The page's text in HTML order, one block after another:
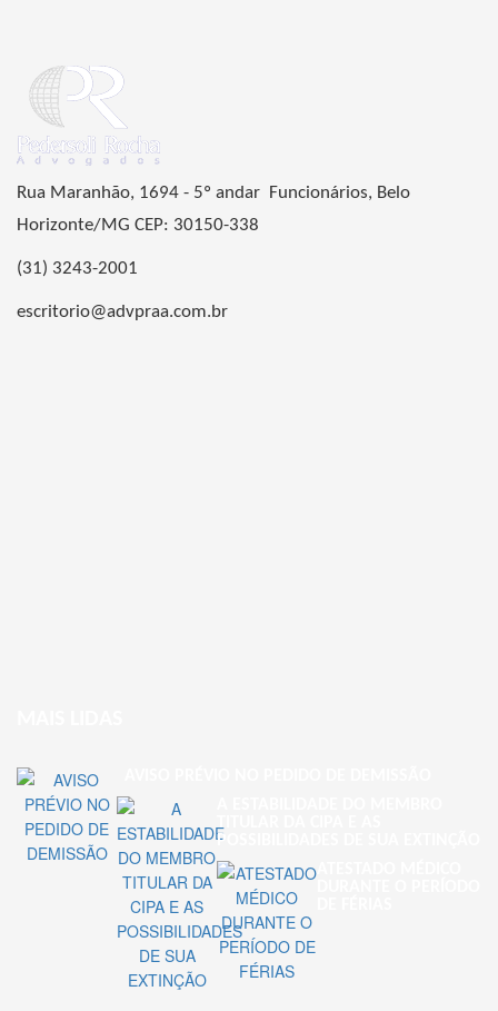
Rua Maranhão, 1694 - 5º andar Funcionários, Belo
Horizonte/MG CEP: 30150-338
(31) 3243-2001
escritorio@advpraa.com.br
POSSIBILIDADES DE SUA EXTINÇÃO